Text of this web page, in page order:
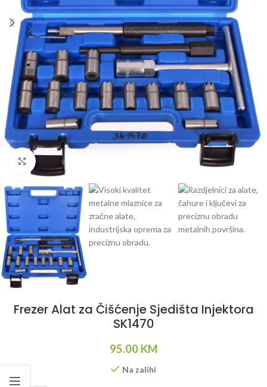
Klikni da uvećaš
Frezer Alat za Čišćenje Sjedišta Injektora
SK1470
95.00 KM
Na zalihi